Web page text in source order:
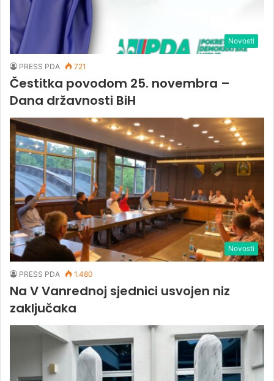
Novosti
PRESS PDA 721
Čestitka povodom 25. novembra –
Dana državnosti BiH
Novosti
PRESS PDA 1.480
Na V Vanrednoj sjednici usvojen niz
zaključaka